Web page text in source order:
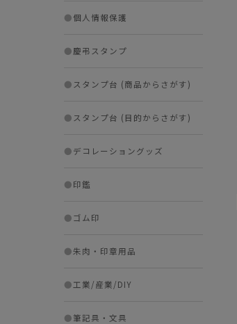
●個人情報保護
●慶弔スタンプ
● スタンプ台 (商品からさがす)
● スタンプ台 (目的からさがす)
●デコレーショングッズ
●印鑑
●ゴム印
●朱肉・印章用品
●工業/産業/DIY
●筆記具・文具